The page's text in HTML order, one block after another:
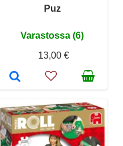
Puz
Varastossa (6)
13,00 €